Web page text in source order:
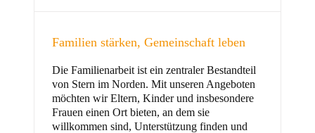
Familien stärken, Gemeinschaft leben
Die Familienarbeit ist ein zentraler Bestandteil
von Stern im Norden. Mit unseren Angeboten
möchten wir Eltern, Kinder und insbesondere
Frauen einen Ort bieten, an dem sie
willkommen sind, Unterstützung finden und